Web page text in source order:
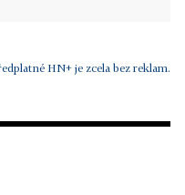
HN+ je zcela bez reklam.